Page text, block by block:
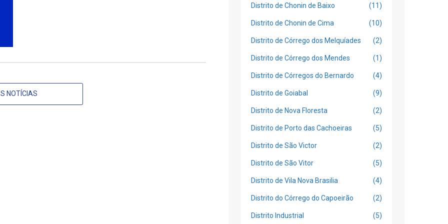
NOTÍCIAS
Distrito de Chonin de Baixo (11)
Distrito de Chonin de Cima (10)
Distrito de Córrego dos Melquíades (2)
Distrito de Córrego dos Mendes (1)
Distrito de Córregos do Bernardo (4)
Distrito de Goiabal (9)
Distrito de Nova Floresta (2)
Distrito de Porto das Cachoeiras (5)
Distrito de São Victor (2)
Distrito de São Vitor (5)
Distrito de Vila Nova Brasilia (4)
Distrito do Córrego do Capoeirão (2)
Distrito Industrial (5)